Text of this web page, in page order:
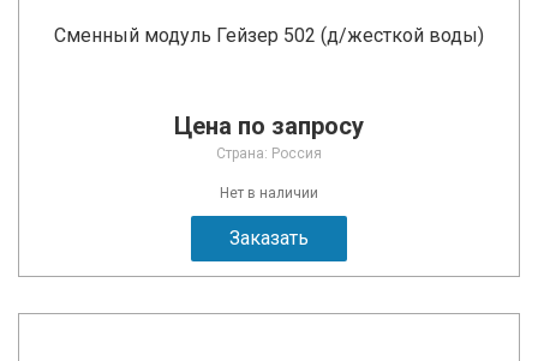
Сменный модуль Гейзер 502 (д/жесткой воды)
Цена по запросу
Страна: Россия
Нет в наличии
Заказать